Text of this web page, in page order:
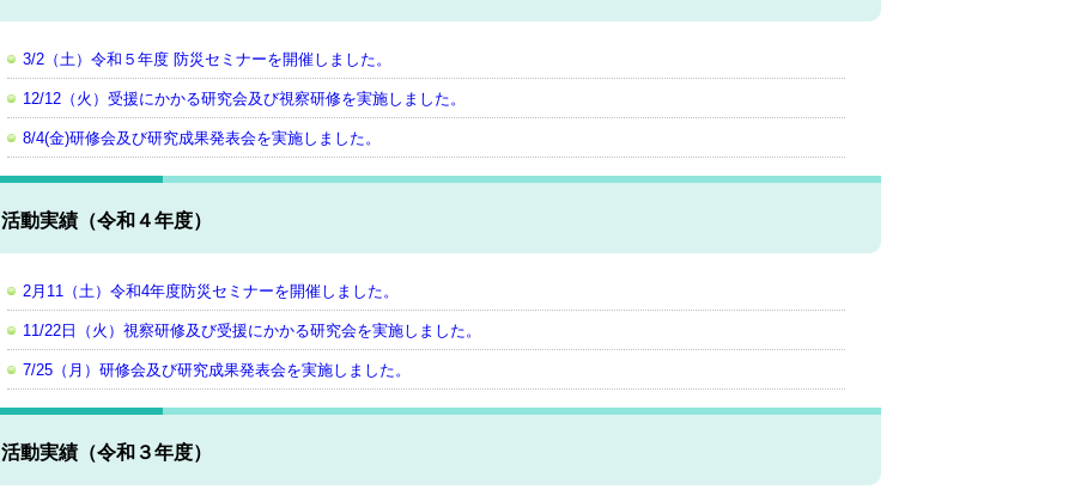
3/2（土）令和５年度 防災セミナーを開催しました。
12/12（火）受援にかかる研究会及び視察研修を実施しました。
8/4(金)研修会及び研究成果発表会を実施しました。
活動実績（令和４年度）
2月11（土）令和4年度防災セミナーを開催しました。
11/22日（火）視察研修及び受援にかかる研究会を実施しました。
7/25（月）研修会及び研究成果発表会を実施しました。
活動実績（令和３年度）